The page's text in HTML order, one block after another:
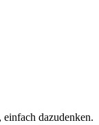
dazudenken.